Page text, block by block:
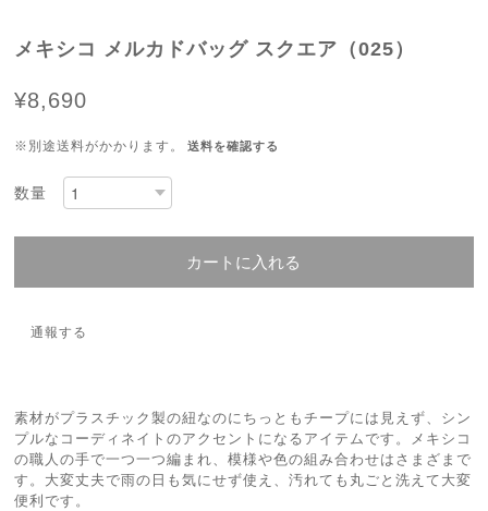
メキシコ メルカドバッグ スクエア（025）
¥8,690
※別途送料がかかります。 送料を確認する
数量
カートに入れる
通報する
素材がプラスチック製の紐なのにちっともチープには見えず、シン
プルなコーディネイトのアクセントになるアイテムです。メキシコ
の職人の手で一つ一つ編まれ、模様や色の組み合わせはさまざまで
す。大変丈夫で雨の日も気にせず使え、汚れても丸ごと洗えて大変
便利です。